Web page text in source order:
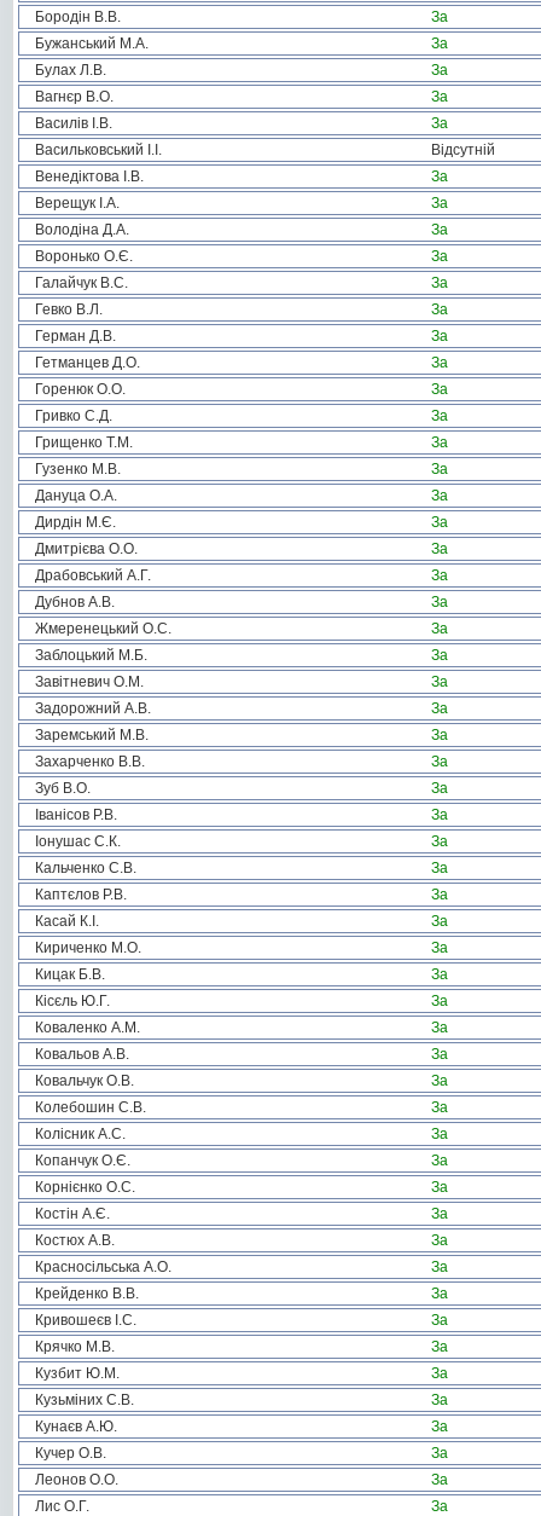
Бородін В.В.
За
Бужанський М.А.
За
Булах Л.В.
За
Вагнєр В.О.
За
Василів І.В.
За
Васильковський І.І.
Відсутній
Венедіктова І.В.
За
Верещук І.А.
За
Володіна Д.А.
За
Воронько О.Є.
За
Галайчук В.С.
За
Гевко В.Л.
За
Герман Д.В.
За
Гетманцев Д.О.
За
Горенюк О.О.
За
Гривко С.Д.
За
Грищенко Т.М.
За
Гузенко М.В.
За
Дануца О.А.
За
Дирдін М.Є.
За
Дмитрієва О.О.
За
Драбовський А.Г.
За
Дубнов А.В.
За
Жмеренецький О.С.
За
Заблоцький М.Б.
За
Завітневич О.М.
За
Задорожний А.В.
За
Заремський М.В.
За
Захарченко В.В.
За
Зуб В.О.
За
Іванісов Р.В.
За
Іонушас С.К.
За
Кальченко С.В.
За
Каптєлов Р.В.
За
Касай К.І.
За
Кириченко М.О.
За
Кицак Б.В.
За
Кісєль Ю.Г.
За
Коваленко А.М.
За
Ковальов А.В.
За
Ковальчук О.В.
За
Колебошин С.В.
За
Колісник А.С.
За
Копанчук О.Є.
За
Корнієнко О.С.
За
Костін А.Є.
За
Костюх А.В.
За
Красносільська А.О.
За
Крейденко В.В.
За
Кривошеєв І.С.
За
Крячко М.В.
За
Кузбит Ю.М.
За
Кузьміних С.В.
За
Кунаєв А.Ю.
За
Кучер О.В.
За
Леонов О.О.
За
Лис О.Г.
За